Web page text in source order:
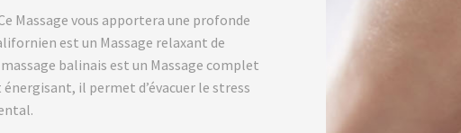
Massage vous apportera une profonde
est un Massage relaxant de
balinais est un Massage complet
il permet d’évacuer le stress